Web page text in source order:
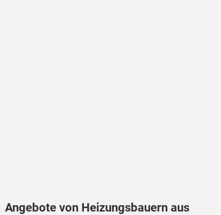
Angebote von Heizungsbauern aus